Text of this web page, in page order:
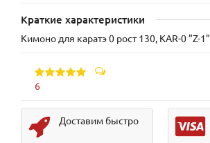
Краткие характеристики
Кимоно для каратэ 0 рост 130, KAR-0 "Z-1"
6
Доставим быстро